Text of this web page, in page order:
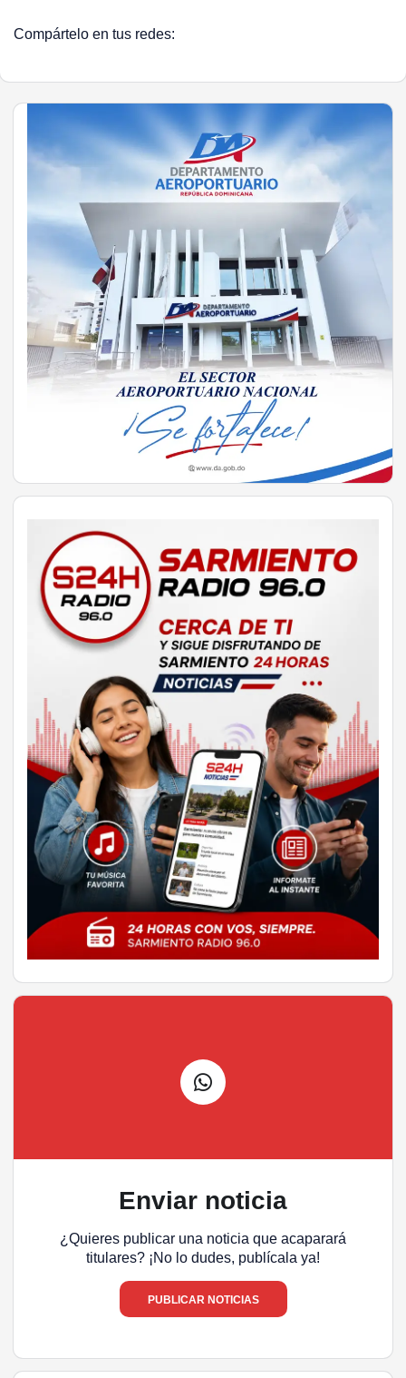
Compártelo en tus redes:
Enviar noticia
¿Quieres publicar una noticia que acaparará
titulares? ¡No lo dudes, publícala ya!
PUBLICAR NOTICIAS